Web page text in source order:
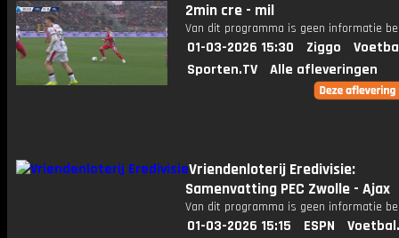
2min cre - mil
Van dit programma is geen informatie
01-03-2026 15:30 Ziggo
Sporten.TV
Alle afleveringen
Vriendenloterij Eredivisie:
Samenvatting PEC Zwolle - Ajax
Van dit programma is geen informatie
01-03-2026 15:15 ESPN